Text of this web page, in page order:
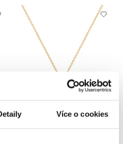
Více o cookies
Náhrdelník s diamantmi a citrínom
Zephyrine